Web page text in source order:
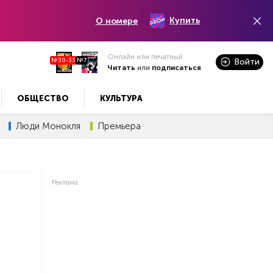
О номере Купить
№30-33 №7
Онлайн или печатный
Читать или подписаться
Войти
ОБЩЕСТВО КУЛЬТУРА
Люди Монокля Премьера
Реклама